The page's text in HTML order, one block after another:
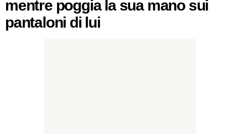
mentre poggia la sua mano sui
pantaloni di lui